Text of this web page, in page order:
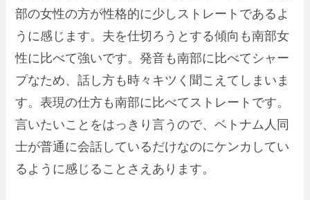
部の女性の方が性格的に少し ストレートであるよ
うに感じます。夫を仕切ろうとする傾向も南部女
性に比べて強いです。発音も南部に比べてシャー
プなため、話し方も時々キツく聞こえてしまいま
す。表現の仕方も南部に比べてストレートです。
言いたいことをはっきり言うので、ベトナム人同
士が普通に会話しているだけなのにケンカしてい
るように感じることさえあります。